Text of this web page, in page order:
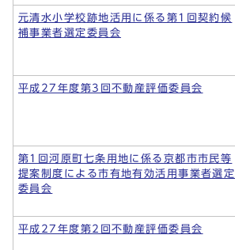
元清水小学校跡地活用に係る第1回契約候
補事業者選定委員会
平成27年度第3回不動産評価委員会
第1回河原町七条用地に係る京都市市民等
提案制度による市有地有効活用事業者選定
委員会
平成27年度第2回不動産評価委員会